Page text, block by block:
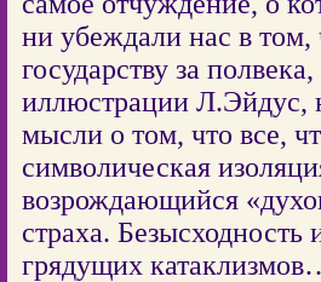
ни убеждали нас в
государству за
иллюстрации Л.Эйдус,
мысли о том, что все,
символическая
возрождающийся
страха. Безысходность
грядущих